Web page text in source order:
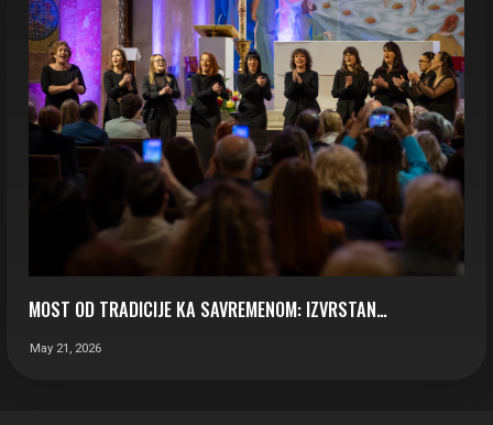
MOST OD TRADICIJE KA SAVREMENOM: IZVRSTAN…
May 21, 2026